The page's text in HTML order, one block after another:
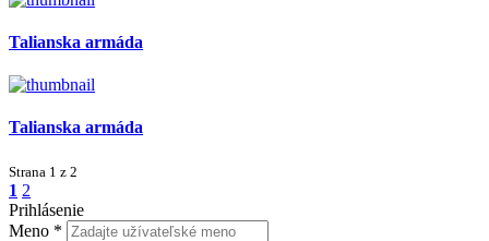
Talianska armáda
Talianska armáda
Strana 1 z 2
1 2
Prihlásenie
Meno *